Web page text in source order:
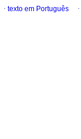
· texto em Português ·